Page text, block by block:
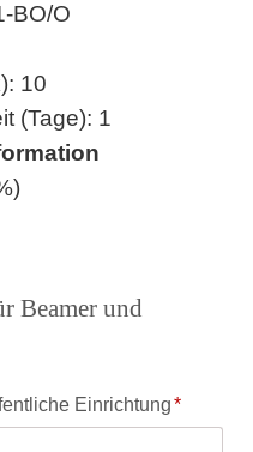
BO/O
10
(Tage): 1
Beamer und
Einrichtung*